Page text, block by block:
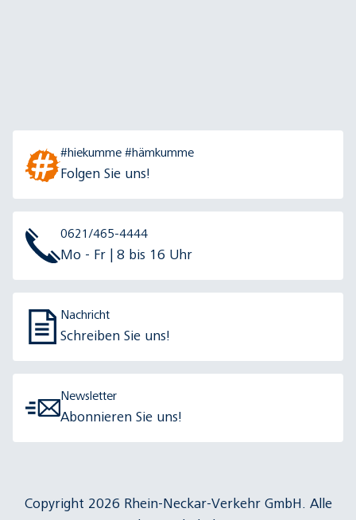
#hiekumme #hämkumme
Folgen Sie uns!
0621/465-4444
Mo - Fr | 8 bis 16 Uhr
Nachricht
Schreiben Sie uns!
Newsletter
Abonnieren Sie uns!
Copyright 2026 Rhein-Neckar-Verkehr GmbH. Alle